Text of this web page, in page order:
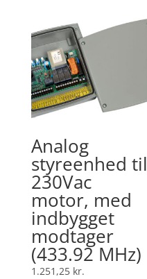
Analog
styreenhed til
230Vac
motor, med
indbygget
modtager
(433.92 MHz)
1.251,25 kr.